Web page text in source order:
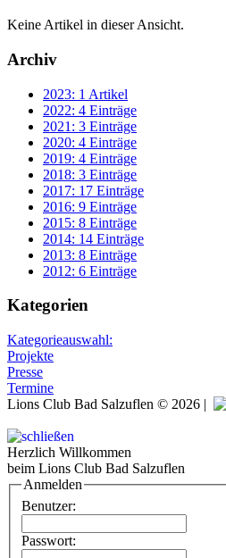
Keine Artikel in dieser Ansicht.
Archiv
2023: 1 Artikel
2022: 4 Einträge
2021: 3 Einträge
2020: 4 Einträge
2019: 4 Einträge
2018: 3 Einträge
2017: 17 Einträge
2016: 9 Einträge
2015: 8 Einträge
2014: 14 Einträge
2013: 8 Einträge
2012: 6 Einträge
Kategorien
Kategorieauswahl:
Projekte
Presse
Termine
Lions Club Bad Salzuflen © 2026 |
Herzlich Willkommen
beim Lions Club Bad Salzuflen
Anmelden
Benutzer:
Passwort: